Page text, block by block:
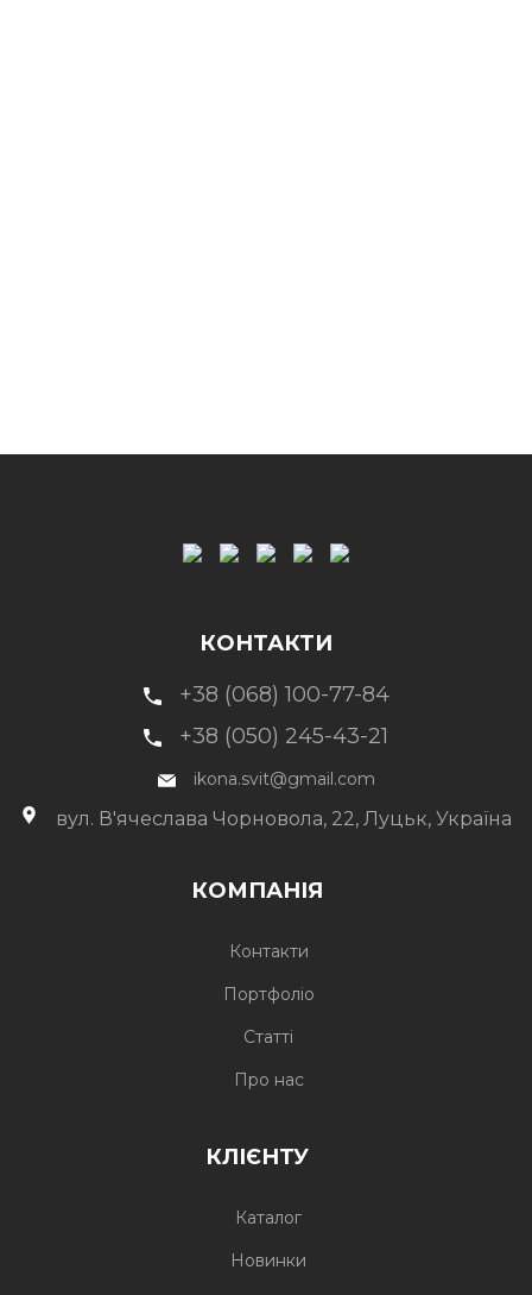
КОМПАНІЯ
Контакти
Портфоліо
Статті
Про нас
КЛІЄНТУ
Каталог
Новинки
КОНТАКТИ
+38 (068) 100-77-84
+38 (050) 245-43-21
ikona.svit@gmail.com
вул. В'ячеслава Чорновола, 22, Луцьк, Україна